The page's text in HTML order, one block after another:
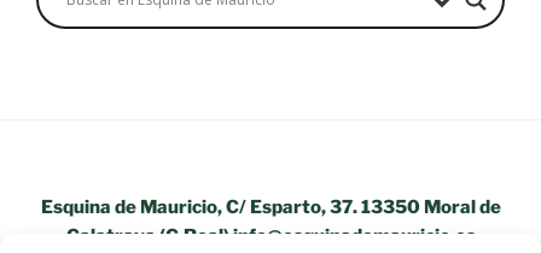
Esquina de Mauricio, C/ Esparto, 37. 13350 Moral de
Calatrava (C.Real) info@esquinademauricio.es